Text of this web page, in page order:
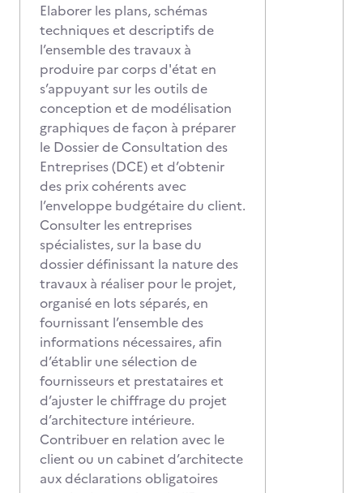
Elaborer les plans, schémas
techniques et descriptifs de
l’ensemble des travaux à
produire par corps d'état en
s’appuyant sur les outils de
conception et de modélisation
graphiques de façon à préparer
le Dossier de Consultation des
Entreprises (DCE) et d’obtenir
des prix cohérents avec
l’enveloppe budgétaire du client.
Consulter les entreprises
spécialistes, sur la base du
dossier définissant la nature des
travaux à réaliser pour le projet,
organisé en lots séparés, en
fournissant l’ensemble des
informations nécessaires, afin
d’établir une sélection de
fournisseurs et prestataires et
d’ajuster le chiffrage du projet
d’architecture intérieure.
Contribuer en relation avec le
client ou un cabinet d’architecte
aux déclarations obligatoires